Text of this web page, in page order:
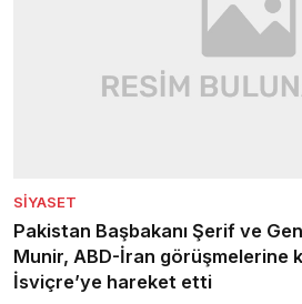
SIYASET
Pakistan Başbakanı Şerif ve
Munir, ABD-İran görüşmelerine
İsviçre’ye hareket etti